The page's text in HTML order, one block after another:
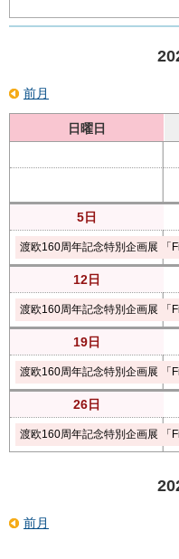
前月
日曜日
5日
渡欧160周年記念特別企画展 「
12日
渡欧160周年記念特別企画展 「
19日
渡欧160周年記念特別企画展 「
26日
渡欧160周年記念特別企画展 「
前月